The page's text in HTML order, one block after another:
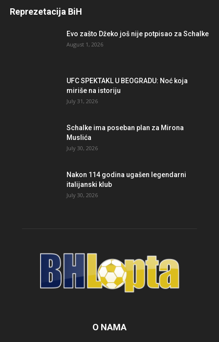
Reprezetacija BiH
Evo zašto Džeko još nije potpisao za Schalke
August 1, 2026
UFC SPEKTAKL U BEOGRADU: Noć koja
miriše na istoriju
July 31, 2026
Schalke ima poseban plan za Mirona
Muslića
July 30, 2026
Nakon 114 godina ugašen legendarni
italijanski klub
July 30, 2026
O NAMA